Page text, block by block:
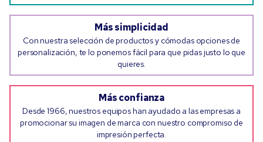
Más simplicidad
Con nuestra selección de productos y cómodas opciones de
personalización, te lo ponemos fácil para que pidas justo lo que
quieres.
Más confianza
Desde 1966, nuestros equipos han ayudado a las empresas a
promocionar su imagen de marca con nuestro compromiso de
impresión perfecta.